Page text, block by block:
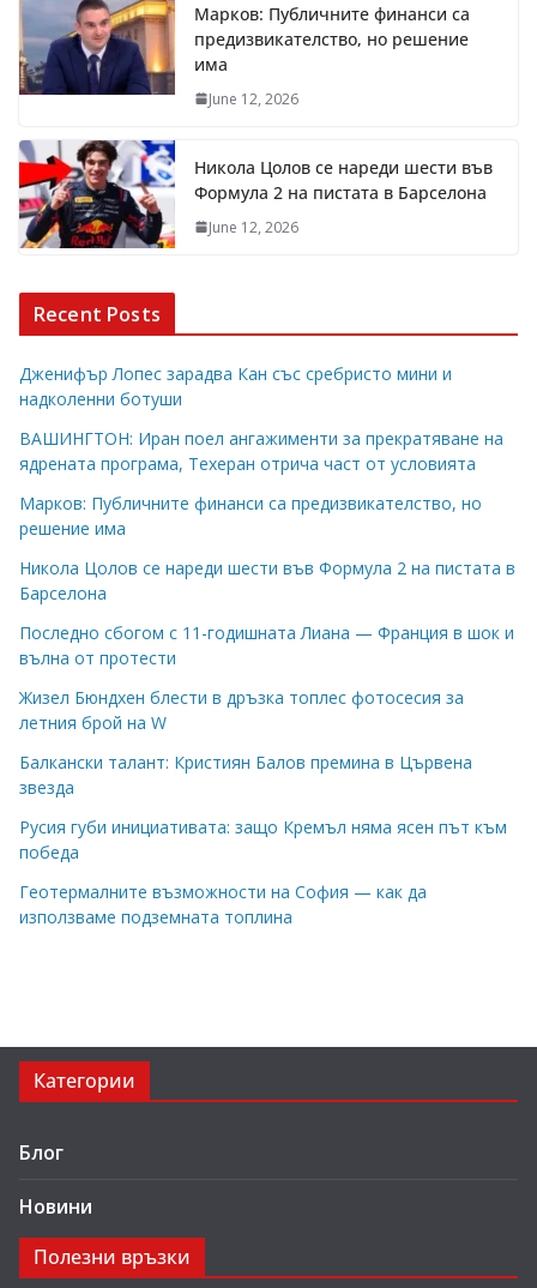
Марков: Публичните финанси са
предизвикателство, но решение
има
June 12, 2026
Никола Цолов се нареди шести във
Формула 2 на пистата в Барселона
June 12, 2026
Recent Posts
Дженифър Лопес зарадва Кан със сребристо мини и
надколенни ботуши
ВАШИНГТОН: Иран поел ангажименти за прекратяване на
ядрената програма, Техеран отрича част от условията
Марков: Публичните финанси са предизвикателство, но
решение има
Никола Цолов се нареди шести във Формула 2 на пистата в
Барселона
Последно сбогом с 11-годишната Лиана — Франция в шок и
вълна от протести
Жизел Бюндхен блести в дръзка топлес фотосесия за
летния брой на W
Балкански талант: Кристиян Балов премина в Цървена
звезда
Русия губи инициативата: защо Кремъл няма ясен път към
победа
Геотермалните възможности на София — как да
използваме подземната топлина
Категории
Блог
Новини
Полезни връзки